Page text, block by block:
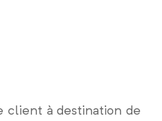
client à destination de